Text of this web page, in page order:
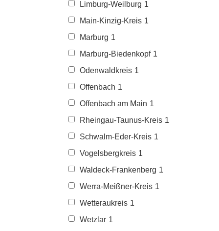
Limburg-Weilburg 1
Main-Kinzig-Kreis 1
Marburg 1
Marburg-Biedenkopf 1
Odenwaldkreis 1
Offenbach 1
Offenbach am Main 1
Rheingau-Taunus-Kreis 1
Schwalm-Eder-Kreis 1
Vogelsbergkreis 1
Waldeck-Frankenberg 1
Werra-Meißner-Kreis 1
Wetteraukreis 1
Wetzlar 1